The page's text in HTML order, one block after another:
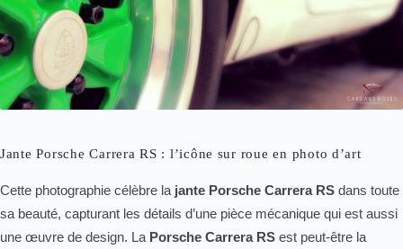
Jante Porsche Carrera RS : l’icône sur roue en photo d’art
Cette photographie célèbre la jante Porsche Carrera RS dans toute
sa beauté, capturant les détails d’une pièce mécanique qui est aussi
une œuvre de design. La Porsche Carrera RS est peut-être la